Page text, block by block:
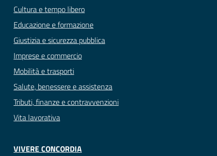
Cultura e tempo libero
Educazione e formazione
Giustizia e sicurezza pubblica
Imprese e commercio
Mobilità e trasporti
Salute, benessere e assistenza
Tributi, finanze e contravvenzioni
Vita lavorativa
VIVERE CONCORDIA